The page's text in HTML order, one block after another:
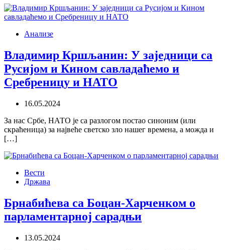
Анализе
Владимир Кршљанин: У заједници са
Русијом и Кином савладаћемо и
Сребреницу и НАТО
16.05.2024
За нас Србе, НАТО је са разлогом постао синоним (или
скраћеница) за највеће светско зло нашег времена, а можда и
[…]
Вести
Држава
Брнабићева са Боцан-Харченком о
парламентарној сарадњи
13.05.2024